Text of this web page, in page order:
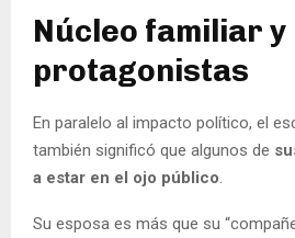
Núcleo familiar y
protagonistas
En paralelo al impacto político, el
también significó que algunos de
a estar en el ojo público.
Su esposa es más que su